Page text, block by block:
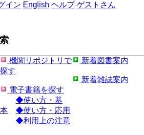
イン English ヘルプ ゲストさん
機関リポジトリで
探す
電子書籍を探す
◆使い方・基
本
◆使い方・応用
◆利用上の注意
新着図書案内
新着雑誌案内